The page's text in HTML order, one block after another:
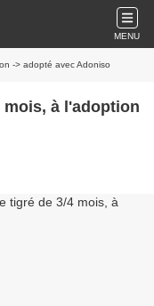
MENU
-> adopté avec Adoniso
mois, à l'adoption